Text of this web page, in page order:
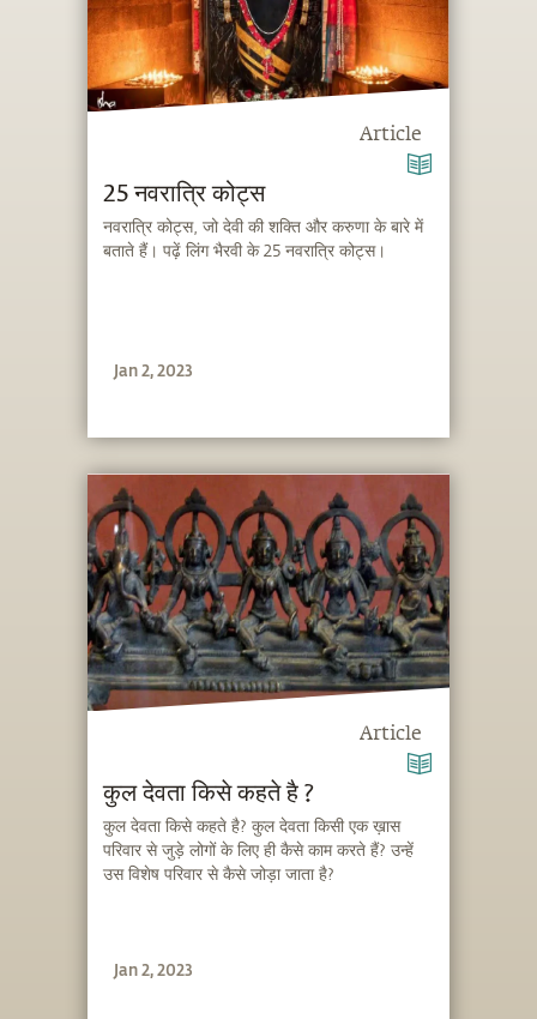
Article
25 नवरात्रि कोट्स
नवरात्रि कोट्स, जो देवी की शक्ति और करुणा के बारे में
बताते हैं। पढ़ें लिंग भैरवी के 25 नवरात्रि कोट्स।
Jan 2, 2023
Article
कुल देवता किसे कहते है ?
कुल देवता किसे कहते है? कुल देवता किसी एक ख़ास
परिवार से जुड़े लोगों के लिए ही कैसे काम करते हैं? उन्हें
उस विशेष परिवार से कैसे जोड़ा जाता है?
Jan 2, 2023